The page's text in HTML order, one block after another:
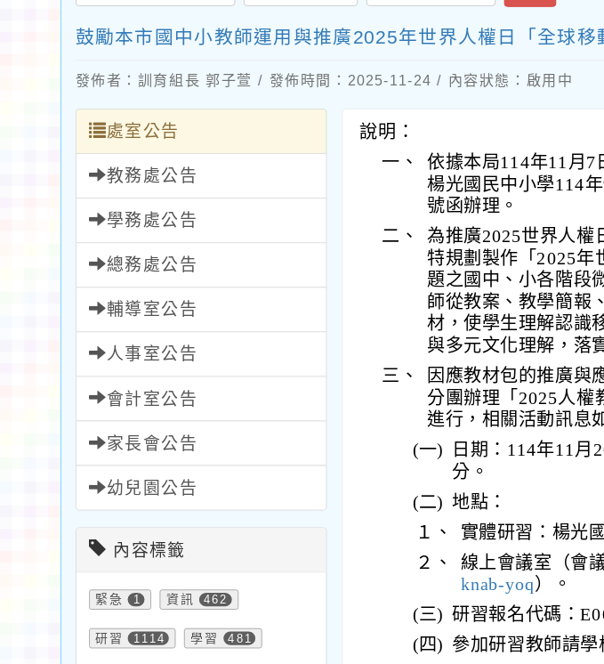
鼓勵本市國中小教師運用與推廣2025年世界人權日「全球
發佈者：訓育組長 郭子萱 / 發佈時間：2025-11-24 / 內容狀態：啟用中
處室公告
教務處公告
學務處公告
總務處公告
輔導室公告
人事室公告
會計室公告
家長會公告
幼兒園公告
內容標籤
緊急 1 資訊 462
研習 1114 學習 481
說明：
一、
依據本局114年11月7
楊光國民中小學114
號函辦理。
二、
為推廣2025世界人權
特規劃製作「2025年
題之國中、小各階段
師從教案、教學簡報
材，使學生理解認識
與多元文化理解，落
三、
因應教材包的推廣與
分團辦理「2025人權
進行，相關活動訊息
(一)
日期：114年11月
分。
(二) 地點：
１、
實體研習：楊光
２、
線上會議室（會
knab-yoq）。
(三) 研習報名代碼：
(四) 參加研習教師請學